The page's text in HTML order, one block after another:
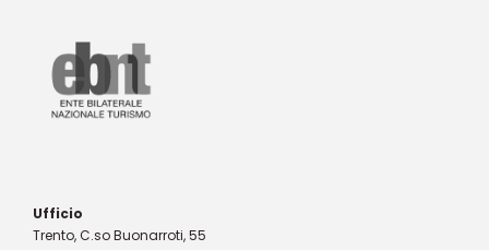
Ufficio
Trento, C.so Buonarroti, 55